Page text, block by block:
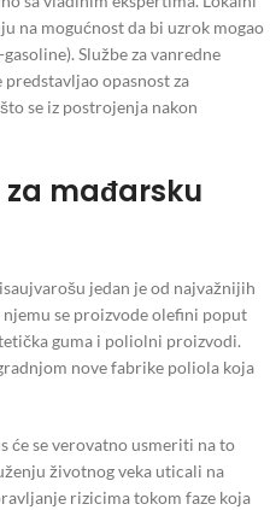
na mogućnost da bi uzrok mogao
Službe za vanredne
opasnost za
se iz postrojenja nakon
mađarsku
jedan je od najvažnijih
se proizvode olefini poput
guma i poliolni proizvodi.
nove fabrike poliola koja
će se verovatno usmeriti na to
životnog veka uticali na
rizicima tokom faze koja